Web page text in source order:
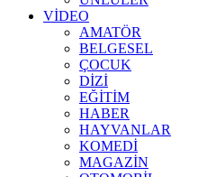
VİDEO
AMATÖR
BELGESEL
ÇOCUK
DİZİ
EĞİTİM
HABER
HAYVANLAR
KOMEDİ
MAGAZİN